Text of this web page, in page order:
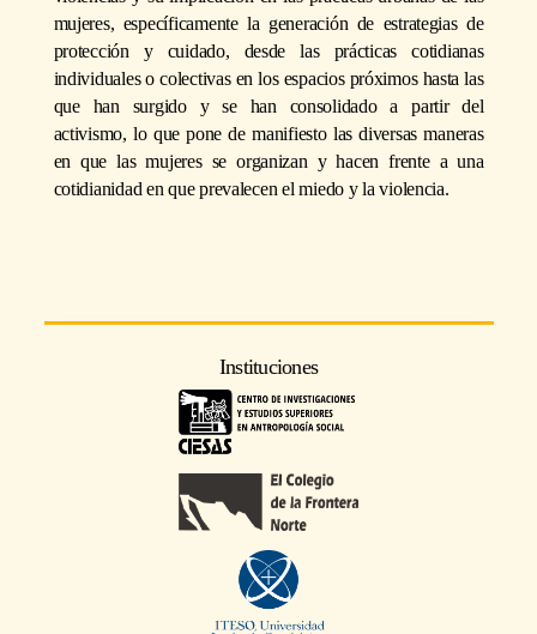
mujeres, específicamente la generación de estrategias de
protección y cuidado, desde las prácticas cotidianas
individuales o colectivas en los espacios próximos hasta las
que han surgido y se han consolidado a partir del
activismo, lo que pone de manifiesto las diversas maneras
en que las mujeres se organizan y hacen frente a una
cotidianidad en que prevalecen el miedo y la violencia.
Instituciones